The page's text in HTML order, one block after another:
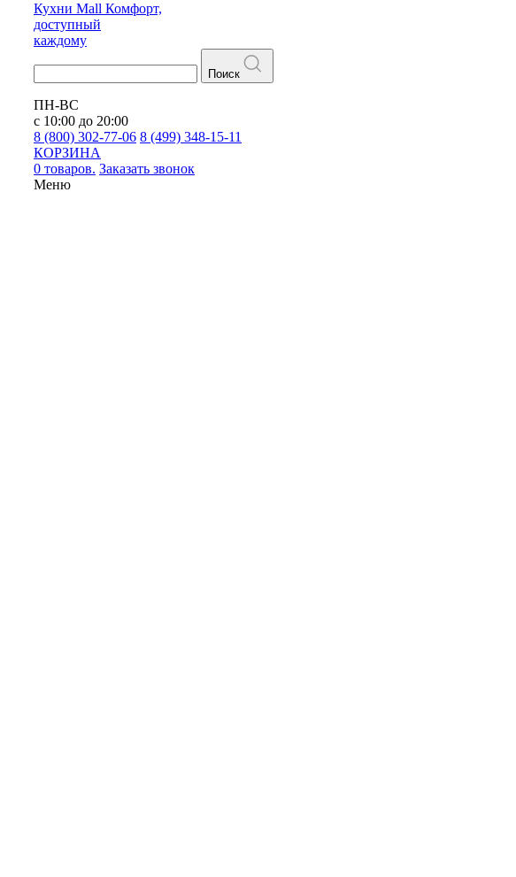
Кухни Mall Комфорт,
доступный
каждому
Поиск
ПН-ВС
с 10:00 до 20:00
8 (800) 302-77-06 8 (499) 348-15-11
КОРЗИНА
0 товаров. Заказать звонок
Меню